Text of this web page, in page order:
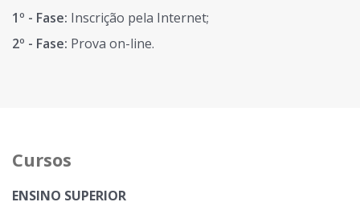
1º - Fase: Inscrição pela Internet;
2º - Fase: Prova on-line.
Cursos
ENSINO SUPERIOR